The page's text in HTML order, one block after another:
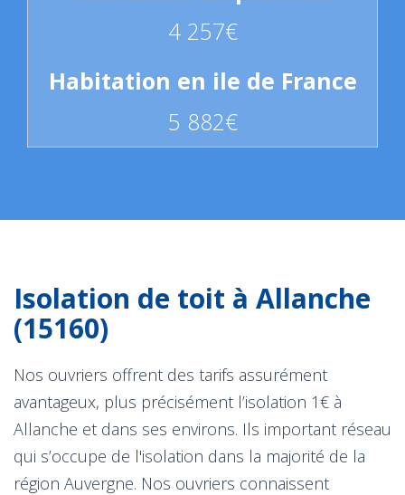
4 257€
5 882€
Isolation de toit à Allanche
(15160)
Nos ouvriers offrent des tarifs assurément
avantageux, plus précisément l’isolation 1€ à
Allanche et dans ses environs. Ils important réseau
qui s’occupe de l'isolation dans la majorité de la
région Auvergne. Nos ouvriers connaissent